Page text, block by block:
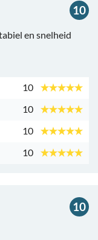
10
en snelheid
10
10
10
10
10